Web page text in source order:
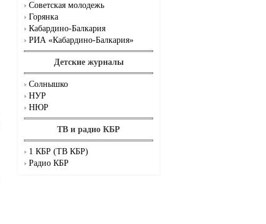
Советская молодежь
Горянка
Кабардино-Балкария
РИА «Кабардино-Балкария»
Детские журналы
Солнышко
НУР
НЮР
ТВ и радио КБР
1 КБР (ТВ КБР)
Радио КБР